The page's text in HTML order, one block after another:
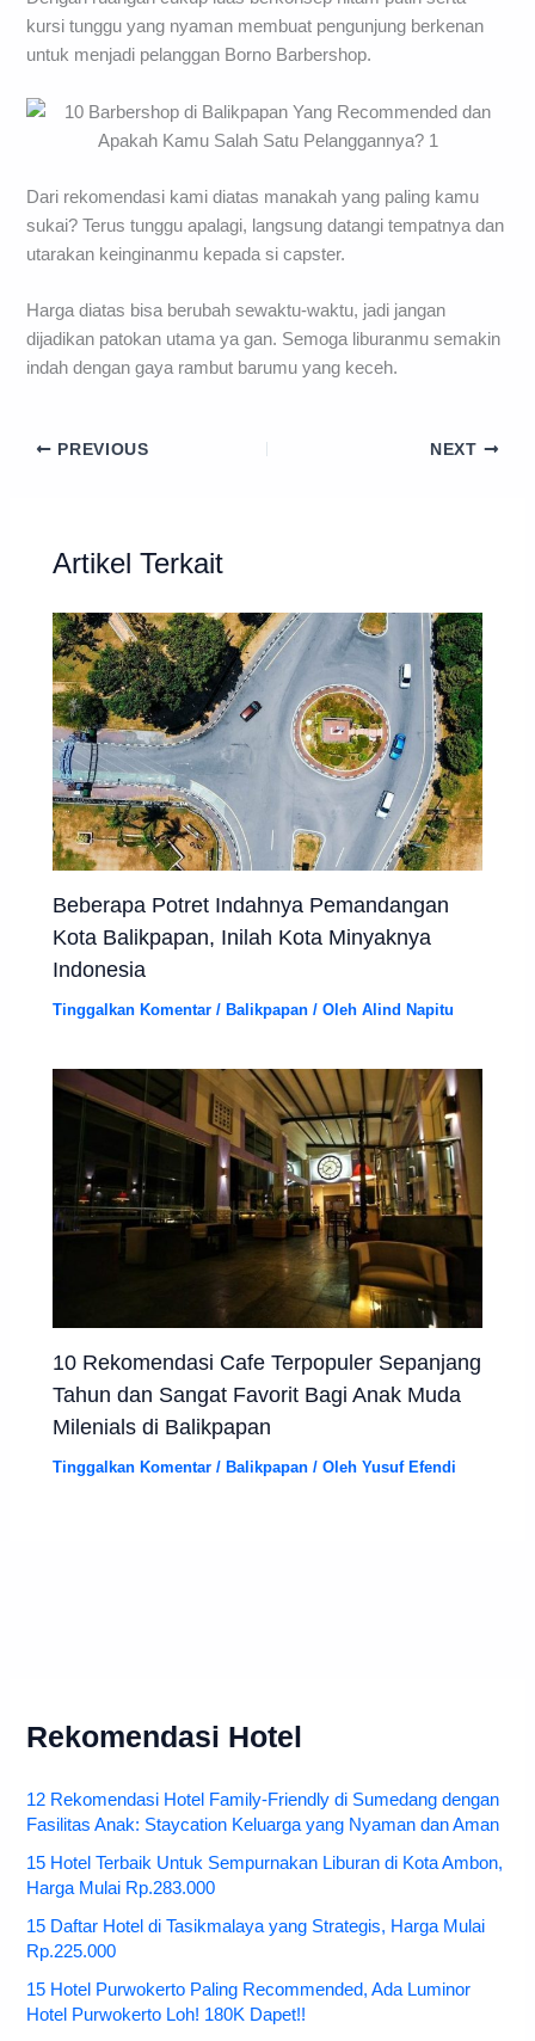
kursi tunggu yang nyaman membuat pengunjung berkenan
untuk menjadi pelanggan Borno Barbershop.
Dari rekomendasi kami diatas manakah yang paling kamu
sukai? Terus tunggu apalagi, langsung datangi tempatnya dan
utarakan keinginanmu kepada si capster.
Harga diatas bisa berubah sewaktu-waktu, jadi jangan
dijadikan patokan utama ya gan. Semoga liburanmu semakin
indah dengan gaya rambut barumu yang keceh.
PREVIOUS NEXT
Artikel Terkait
Beberapa Potret Indahnya Pemandangan
Kota Balikpapan, Inilah Kota Minyaknya
Indonesia
Tinggalkan Komentar / Balikpapan / OlehAlind Napitu
10 Rekomendasi Cafe Terpopuler Sepanjang
Tahun dan Sangat Favorit Bagi Anak Muda
Milenials di Balikpapan
Tinggalkan Komentar /Balikpapan / OlehYusuf Efendi
Rekomendasi Hotel
12 Rekomendasi Hotel Family-Friendly di Sumedang dengan
Fasilitas Anak: Staycation Keluarga yang Nyaman dan Aman
15 Hotel Terbaik Untuk Sempurnakan Liburan di Kota Ambon,
Harga Mulai Rp.283.000
15 Daftar Hotel di Tasikmalaya yang Strategis, Harga Mulai
Rp.225.000
15 Hotel Purwokerto Paling Recommended, Ada Luminor
Hotel Purwokerto Loh! 180K Dapet!!